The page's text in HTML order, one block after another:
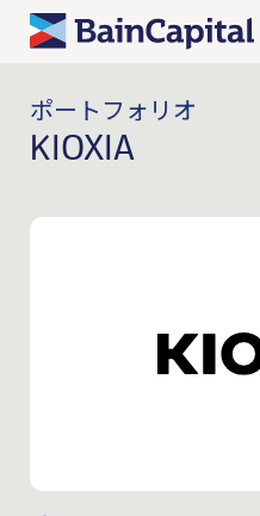
ポートフォリオ
KIOXIA